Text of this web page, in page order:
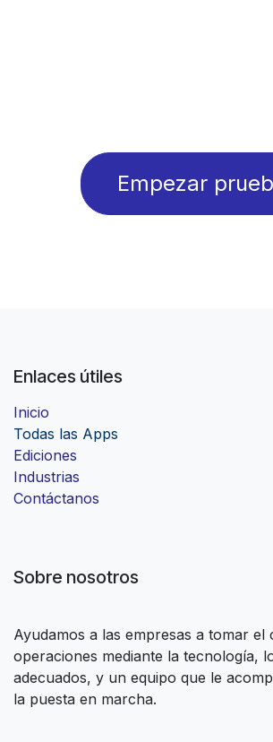
Empezar
Enlaces útiles
Inicio
Todas las Apps
Ediciones
Industrias
Contáctanos
Sobre nosotros
Ayudamos a las empresas a tomar el
operaciones mediante la tecnología,
adecuados, y un equipo que le
la puesta en marcha.